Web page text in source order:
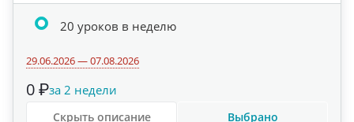
20 уроков в неделю
29.06.2026 — 07.08.2026
0 ₽за 2 недели
Выбрано
Скрыть описание